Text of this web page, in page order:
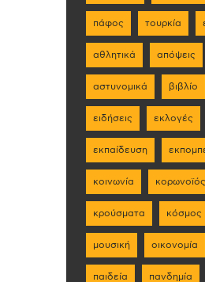
πάφος τουρκία
αθλητικά απόψεις
αστυνομικά βιβλίο
ειδήσεις εκλογές
εκπαίδευση
κοινωνία κορωνοϊός
κρούσματα κόσμος
μουσική οικονομία
παιδεία πανδημία